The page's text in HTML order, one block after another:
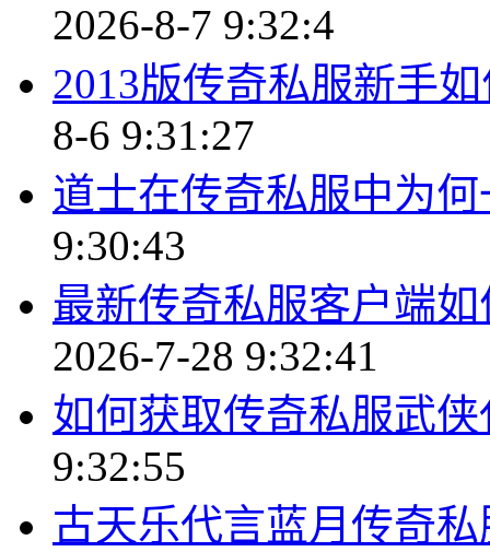
2026-8-7 9:32:4
2013版传奇私服新手
8-6 9:31:27
道士在传奇私服中为
9:30:43
最新传奇私服客户端
2026-7-28 9:32:41
如何获取传奇私服武
9:32:55
古天乐代言蓝月传奇